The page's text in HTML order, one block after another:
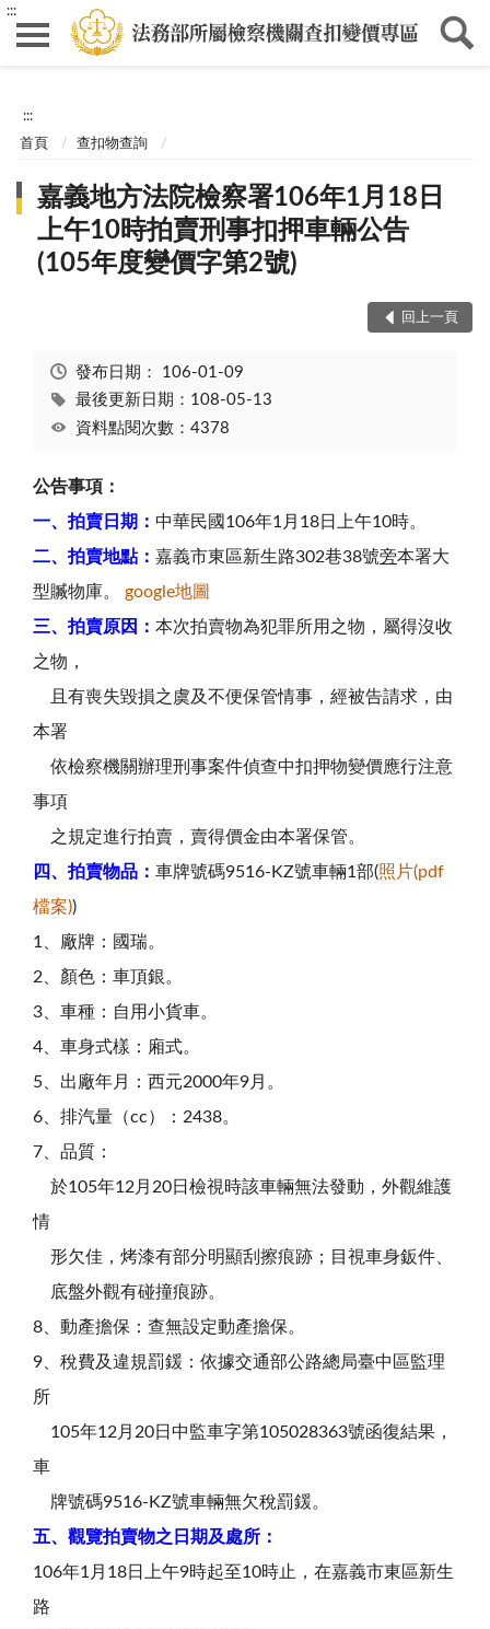
:::
:::
首頁 查扣物查詢
嘉義地方法院檢察署106年1月18日
上午10時拍賣刑事扣押車輛公告
(105年度變價字第2號)
回上一頁
發布日期： 106-01-09
最後更新日期：108-05-13
資料點閱次數：4378
公告事項：
一、拍賣日期： 中華民國106年1月18日上午10時。
二、拍賣地點： 嘉義市東區新生路302巷38號旁本署大
型贓物庫。 google地圖
三、拍賣原因： 本次拍賣物為犯罪所用之物，屬得沒收
之物，
且有喪失毀損之虞及不便保管情事，經被告請求，由
本署
依檢察機關辦理刑事案件偵查中扣押物變價應行注意
事項
之規定進行拍賣，賣得價金由本署保管。
四、拍賣物品： 車牌號碼9516-KZ號車輛1部(照片(pdf
檔案))
1、廠牌：國瑞。
2、顏色：車頂銀。
3、車種：自用小貨車。
4、車身式樣：廂式。
5、出廠年月：西元2000年9月。
6、排汽量（cc）：2438。
7、品質：
於105年12月20日檢視時該車輛無法發動，外觀維護
情
形欠佳，烤漆有部分明顯刮擦痕跡；目視車身鈑件、
底盤外觀有碰撞痕跡。
8、動產擔保：查無設定動產擔保。
9、稅費及違規罰鍰：依據交通部公路總局臺中區監理
所
105年12月20日中監車字第105028363號函復結果，
車
牌號碼9516-KZ號車輛無欠稅罰鍰。
五、觀覽拍賣物之日期及處所：
106年1月18日上午9時起至10時止，在嘉義市東區新生
路